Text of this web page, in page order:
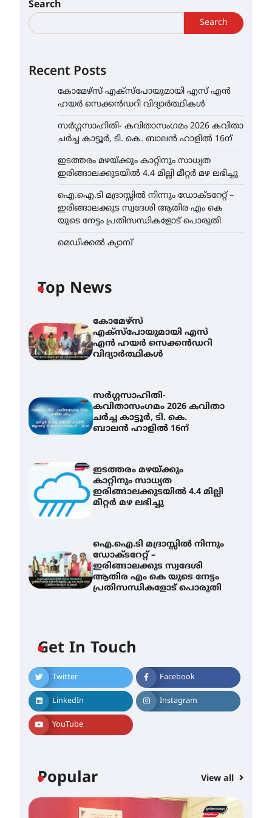
Search
Search
Recent Posts
കോമേഴ്സ് എക്സ്പോയുമായി എസ് എൻ
ഹയർ സെക്കൻഡറി വിദ്യാർത്ഥികൾ
സർഗ്ഗസാഹിതി- കവിതാസംഗമം 2026 കവിതാ
ചർച്ച കാട്ടൂർ, ടി. കെ. ബാലൻ ഹാളിൽ 16ന്
ഇടത്തരം മഴയ്ക്കും കാറ്റിനും സാധ്യത
ഇരിങ്ങാലക്കുടയിൽ 4.4 മില്ലി മീറ്റർ മഴ ലഭിച്ചു
ഐ.ഐ.ടി മദ്രാസ്സിൽ നിന്നും ഡോക്ടറേറ്റ് –
ഇരിങ്ങാലക്കുട സ്വദേശി ആതിര എം കെ
യുടെ നേട്ടം പ്രതിസന്ധികളോട് പൊരുതി
മെഡിക്കൽ ക്യാമ്പ്
Top News
കോമേഴ്സ്
എക്സ്പോയുമായി എസ്
എൻ ഹയർ സെക്കൻഡറി
വിദ്യാർത്ഥികൾ
സർഗ്ഗസാഹിതി-
കവിതാസംഗമം 2026 കവിതാ
ചർച്ച കാട്ടൂർ, ടി. കെ.
ബാലൻ ഹാളിൽ 16ന്
ഇടത്തരം മഴയ്ക്കും
കാറ്റിനും സാധ്യത
ഇരിങ്ങാലക്കുടയിൽ 4.4 മില്ലി
മീറ്റർ മഴ ലഭിച്ചു
ഐ.ഐ.ടി മദ്രാസ്സിൽ നിന്നും
ഡോക്ടറേറ്റ് –
ഇരിങ്ങാലക്കുട സ്വദേശി
ആതിര എം കെ യുടെ നേട്ടം
പ്രതിസന്ധികളോട് പൊരുതി
Get In Touch
Twitter Facebook
LinkedIn Instagram
YouTube
Popular View all
സർഗ്ഗസാഹിതി-
കവിതാസംഗമം 2026 കവിതാ
ചർച്ച കാട്ടൂർ, ടി. കെ. ബാലൻ
ഹാളിൽ 16ന്
സാധ്യത ഇരിങ്ങാലക്കുടയിൽ
4.4 മില്ലി മീറ്റർ മഴ ലഭിച്ചു
August 6, 2026